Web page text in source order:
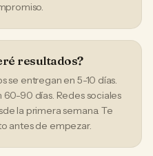
resultados?
se entregan en 5-10 días.
60-90 días. Redes sociales
la primera semana. Te
antes de empezar.